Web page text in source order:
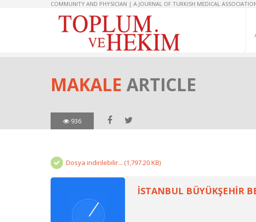
COMMUNITY AND PHYSICIAN | A JOURNAL OF TURKISH MEDICAL
MAKALE ARTICLE
936
Dosya indirilebilir... (1,797.20 KB)
İSTANBUL BÜYÜKŞEHİR